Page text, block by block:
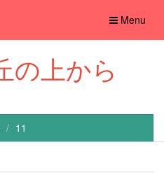
Toggle
Menu
の上から
11